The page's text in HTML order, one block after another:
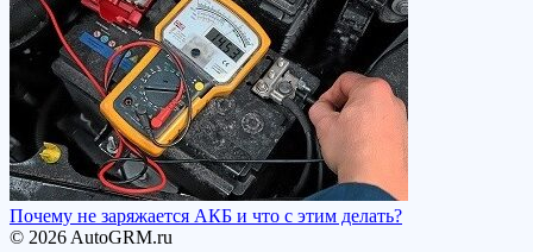
Почему не заряжается АКБ и что с этим делать?
© 2026 AutoGRM.ru